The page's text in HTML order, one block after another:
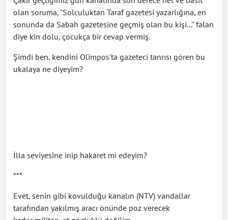
olan soruma, "Solculuktan Taraf gazetesi yazarlığına, en
sonunda da Sabah gazetesine geçmiş olan bu kişi..." falan
diye kin dolu, çocukça bir cevap vermiş.
Şimdi ben, kendini Olimpos'ta gazeteci tanrısı gören bu
ukalaya ne diyeyim?
İlla seviyesine inip hakaret mi edeyim?
***
Evet, senin gibi kovulduğu kanalın (NTV) vandallar
tarafından yakılmış aracı önünde poz verecek